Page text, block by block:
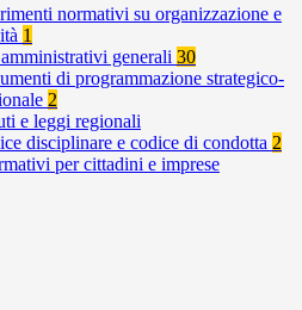
normativi su organizzazione e
1
generali 30
di programmazione strategico-
2
e leggi regionali
disciplinare e codice di condotta 2
per cittadini e imprese